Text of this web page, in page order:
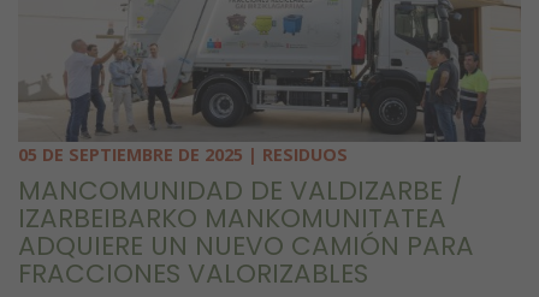
05 DE SEPTIEMBRE DE 2025 | RESIDUOS
MANCOMUNIDAD DE VALDIZARBE /
IZARBEIBARKO MANKOMUNITATEA
ADQUIERE UN NUEVO CAMIÓN PARA
FRACCIONES VALORIZABLES